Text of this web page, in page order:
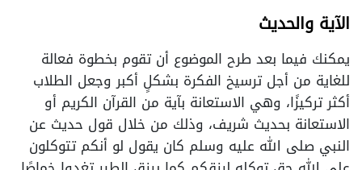
الآية والحديث
يمكنك فيما بعد طرح الموضوع أن تقوم بخطوة فعالة
للغاية من أجل ترسيخ الفكرة بشكلٍ أكبر وجعل الطلاب
أكثر تركيزًا، وهي الاستعانة بآية من القرآن الكريم أو
الاستعانة بحديث شريف، وذلك من خلال قول حديث عن
النبي صلى الله عليه وسلم كان يقول لو أنكم تتوكلون